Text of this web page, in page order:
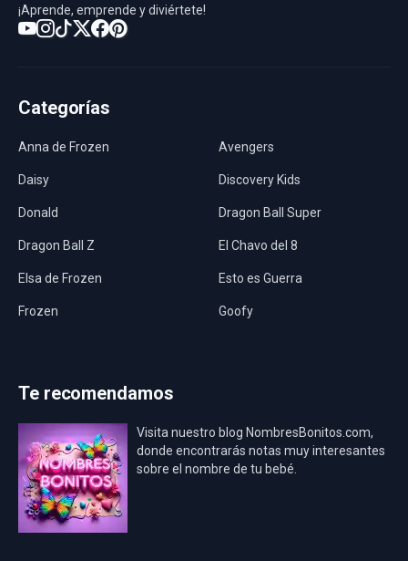
¡Aprende, emprende y diviértete!
Categorías
Anna de Frozen Avengers
Daisy Discovery Kids
Donald Dragon Ball Super
Dragon Ball Z El Chavo del 8
Elsa de Frozen Esto es Guerra
Frozen Goofy
Los Minions Los Vengadores
Mario Bros Mi Villano Favorito
Mickey Mouse
Te recomendamos
Visita nuestro blog NombresBonitos.com,
donde encontrarás notas muy interesantes
sobre el nombre de tu bebé.